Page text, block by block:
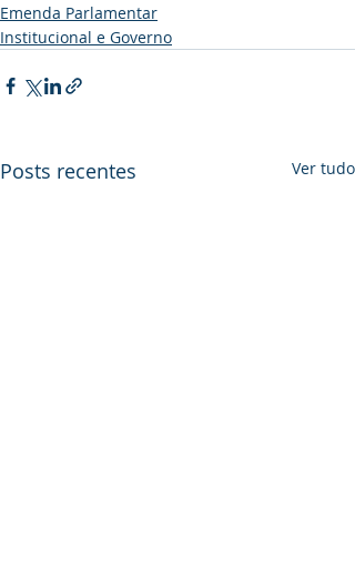
Emenda Parlamentar
Institucional e Governo
Posts recentes Ver tudo